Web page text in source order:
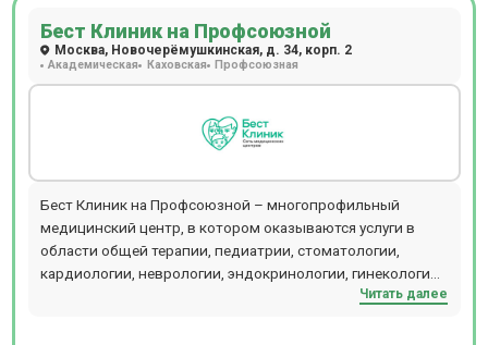
Бест Клиник на Профсоюзной
Москва, Новочерёмушкинская, д. 34, корп. 2
Академическая Каховская Профсоюзная
Бест Клиник на Профсоюзной – многопрофильный
медицинский центр, в котором оказываются услуги в
области общей терапии, педиатрии, стоматологии,
кардиологии, неврологии, эндокринологии, гинекологии,
урологии, косметологии и других направлений. ВЧитать далее